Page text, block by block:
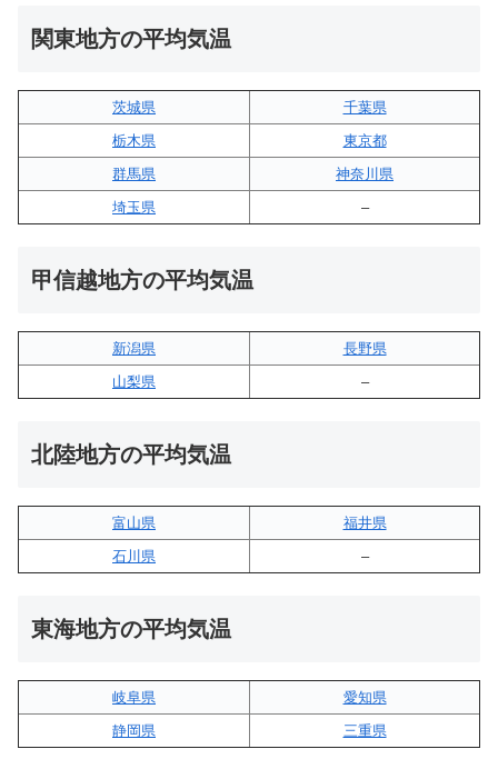
関東地方の平均気温
茨城県
千葉県
栃木県
東京都
群馬県
神奈川県
埼玉県
–
甲信越地方の平均気温
新潟県
長野県
山梨県
–
北陸地方の平均気温
富山県
福井県
石川県
–
東海地方の平均気温
岐阜県
愛知県
静岡県
三重県